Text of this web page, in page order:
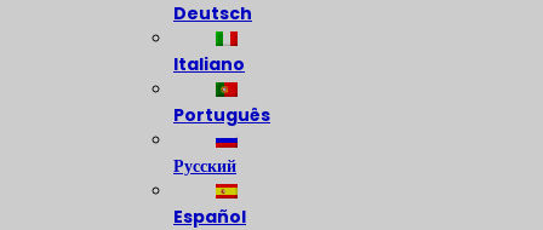
Deutsch
Italiano
Português
Русский
Español